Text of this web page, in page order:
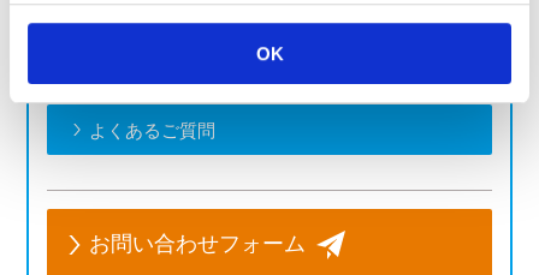
OK
製品のお問い合わせはこちら
お客様の課題に合わせてご提案します。お気軽にご相談く
よくあるご質問
お問い合わせフォーム